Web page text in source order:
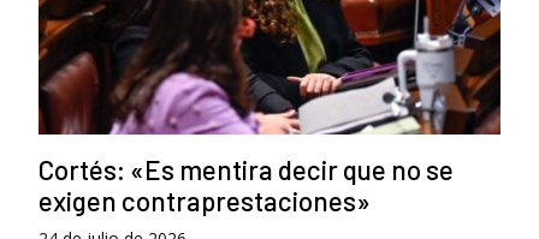
Cortés: «Es mentira decir que no se
exigen contraprestaciones»